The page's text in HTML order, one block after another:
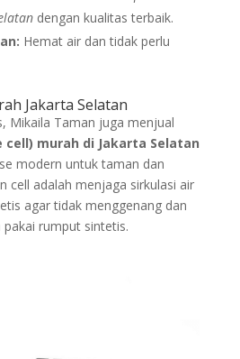
dengan kualitas terbaik.
Hemat air dan tidak perlu
Jakarta Selatan
Mikaila Taman juga menjual
cell) murah di Jakarta Selatan
modern untuk taman dan
cell adalah menjaga sirkulasi air
agar tidak menggenang dan
rumput sintetis.